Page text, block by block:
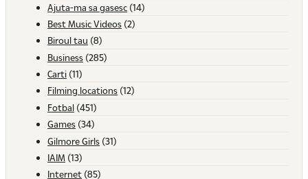
Ajuta-ma sa gasesc (14)
Best Music Videos (2)
Biroul tau (8)
Business (285)
Carti (11)
Filming locations (12)
Fotbal (451)
Games (34)
Gilmore Girls (31)
IAIM (13)
Internet (85)